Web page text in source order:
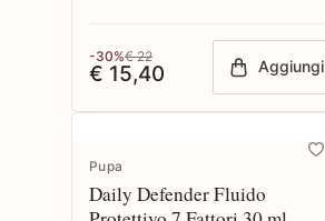
-30%€ 22
€ 15,40 Aggiungi
Pupa
Daily Defender Fluido